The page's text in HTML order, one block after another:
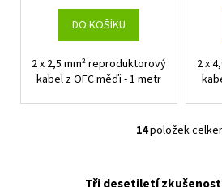
DO KOŠÍKU
2 x 2,5 mm² reproduktorový
kabel z OFC měďi - 1 metr
2 x
O
l
14položek